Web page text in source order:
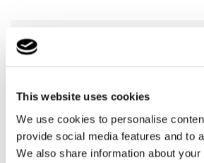
This website uses cookies
We use cookies to personalise
provide social media features and to
We also share information about